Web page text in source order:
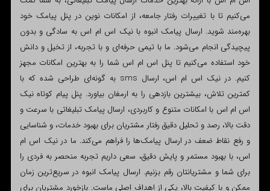
می‌کنیم تا با تغییرات رفتار جامعه، از امکانات نوین در پنل پیامک خود
بهره‌مند شوید. ارسال پیامک انبوه با نیک اس ام اس به سادگی و بدون
پیچیدگی انجام می‌شود. ما با تیمی حرفه‌ای و با تجربه، از تخیل و دانش
خود استفاده می‌کنیم تا پنل اس ام اس شما را به بهترین امکانات مجهز
کنیم. در نیک اس ام اس، ارسال sms به گونه‌ای طراحی شده که با
کمترین تلاش، بیشترین بازدهی را به ارمغان بیاورد. پنل پیام کوتاه نیک
اس ام اس با امکانات متنوع و کاربردی، ارسال پیامک تبلیغاتی با سرعت و
دقت بالا، رصد و تحلیل دقیق رفتار مشتریان برای بهبود خدمات، و شناسایی
و رفع نقاط ضعف در ارسال پیامک‌ها را فراهم می‌کند. ما در نیک اس ام
اس، با بهبود مستمر و پایش دقیق، سعی داریم تجربه منحصر به فردی را
برای شما و مشتریانتان رقم بزنیم. ارسال پیامک انبوه در سریع‌ترین زمان
ممکن و با کیفیت بالا، یکی از اهداف اصلی ماست. بازخورد مشتریان برای